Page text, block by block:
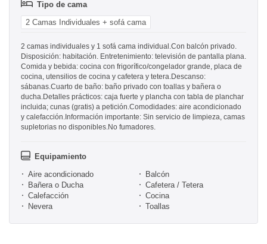
Tipo de cama
2 Camas Individuales + sofá cama
2 camas individuales y 1 sofá cama individual.Con balcón privado.
Disposición: habitación. Entretenimiento: televisión de pantalla plana.
Comida y bebida: cocina con frigorífico/congelador grande, placa de
cocina, utensilios de cocina y cafetera y tetera.Descanso:
sábanas.Cuarto de baño: baño privado con toallas y bañera o
ducha.Detalles prácticos: caja fuerte y plancha con tabla de planchar
incluida; cunas (gratis) a petición.Comodidades: aire acondicionado
y calefacción.Información importante: Sin servicio de limpieza, camas
supletorias no disponibles.No fumadores.
Equipamiento
Aire acondicionado
Balcón
Bañera o Ducha
Cafetera / Tetera
Calefacción
Cocina
Nevera
Toallas